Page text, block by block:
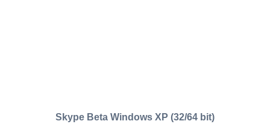
Skype Beta Windows XP (32/64 bit)